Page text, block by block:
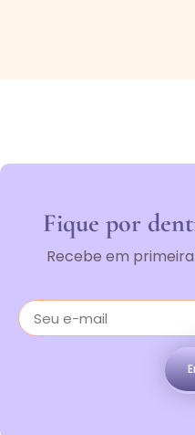
Fique por
Recebe em